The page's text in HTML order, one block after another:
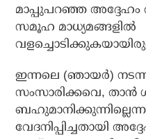
മാപ്പുപറഞ്ഞ
സമൂഹ മാധ്യമങ്ങളിൽ
ഇന്നലെ (ഞായർ)
സംസാരിക്കവെ, താൻ
വേദനിപ്പിച്ചതായി